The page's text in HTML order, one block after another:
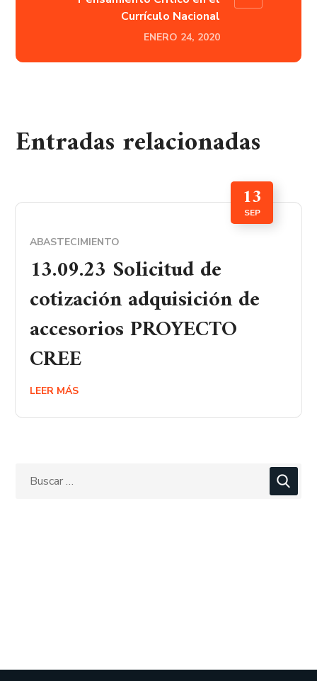
Currículo Nacional
ENERO 24, 2020
Entradas relacionadas
13
SEP
ABASTECIMIENTO
13.09.23 Solicitud de
cotización adquisición de
accesorios PROYECTO
CREE
LEER MÁS